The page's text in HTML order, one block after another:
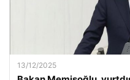
13/12/2025